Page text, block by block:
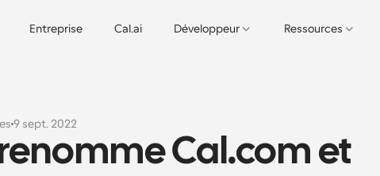
Entreprise Cal.ai Développeur Ressources
9 sept. 2022
Cal.com et